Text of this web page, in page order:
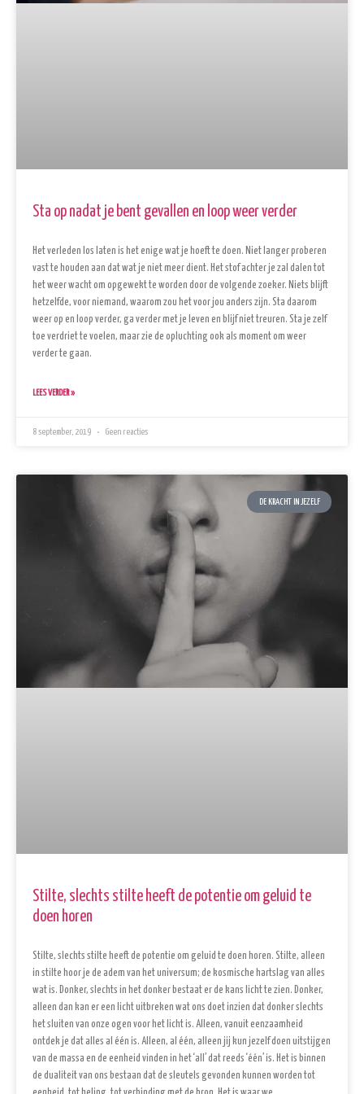
Sta op nadat je bent gevallen en loop weer verder
Het verleden los laten is het enige wat je hoeft te doen. Niet langer proberen
vast te houden aan dat wat je niet meer dient. Het stof achter je zal dalen tot
het weer wacht om opgewekt te worden door de volgende zoeker. Niets blijft
hetzelfde, voor niemand, waarom zou het voor jou anders zijn. Sta daarom
weer op en loop verder, ga verder met je leven en blijf niet treuren. Sta je zelf
toe verdriet te voelen, maar zie de opluchting ook als moment om weer
verder te gaan.
LEES VERDER »
8 september, 2019 Geen reacties
DE KRACHT IN JEZELF
Stilte, slechts stilte heeft de potentie om geluid te
doen horen
Stilte, slechts stilte heeft de potentie om geluid te doen horen. Stilte, alleen
in stilte hoor je de adem van het universum; de kosmische hartslag van alles
wat is. Donker, slechts in het donker bestaat er de kans licht te zien. Donker,
alleen dan kan er een licht uitbreken wat ons doet inzien dat donker slechts
het sluiten van onze ogen voor het licht is. Alleen, vanuit eenzaamheid
ontdek je dat alles al één is. Alleen, al één, alleen jij kun jezelf doen uitstijgen
van de massa en de eenheid vinden in het ‘all’ dat reeds ‘één’ is. Het is binnen
de dualiteit van ons bestaan dat de sleutels gevonden kunnen worden tot